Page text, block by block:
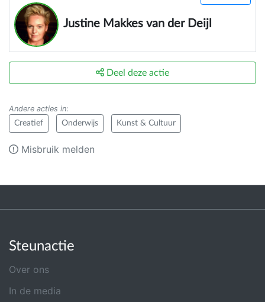
Justine Makkes van der Deijl
Deel deze actie
Andere acties in:
Creatief Onderwijs Kunst & Cultuur
Misbruik melden
Steunactie
Over ons
In de media